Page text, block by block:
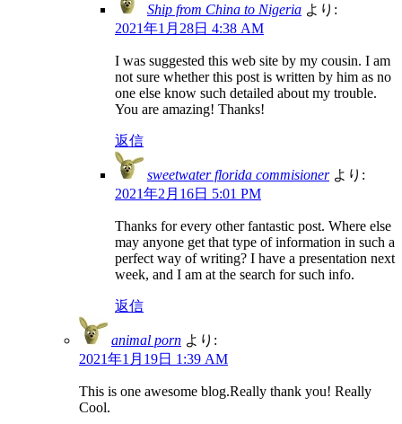
Ship from China to Nigeria より:
2021年1月28日 4:38 AM
I was suggested this web site by my cousin. I am
not sure whether this post is written by him as no
one else know such detailed about my trouble.
You are amazing! Thanks!
返信
sweetwater florida commisioner より:
2021年2月16日 5:01 PM
Thanks for every other fantastic post. Where else
may anyone get that type of information in such a
perfect way of writing? I have a presentation next
week, and I am at the search for such info.
返信
animal porn より:
2021年1月19日 1:39 AM
This is one awesome blog.Really thank you! Really
Cool.